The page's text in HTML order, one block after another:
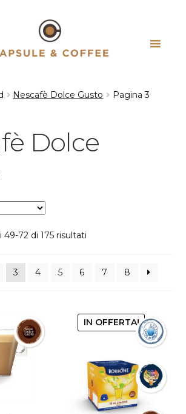
Nescafè Dolce Gusto Pagina 3
Dolce
49-72 di 175 risultatiPopolarità
3 4 5 6 7 8
IN OFFERTA!